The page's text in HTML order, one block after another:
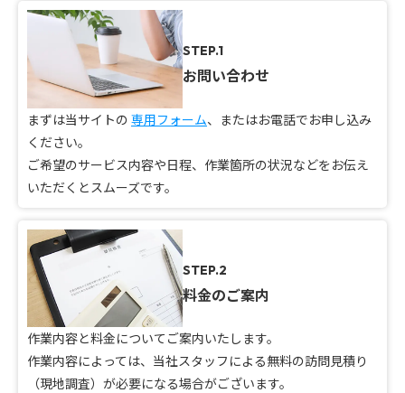
STEP.1
お問い合わせ
まずは当サイトの 専用フォーム、またはお電話でお申し込み
ください。
ご希望のサービス内容や日程、作業箇所の状況などをお伝え
いただくとスムーズです。
STEP.2
料金のご案内
作業内容と料金についてご案内いたします。
作業内容によっては、当社スタッフによる無料の訪問見積り
（現地調査）が必要になる場合がございます。